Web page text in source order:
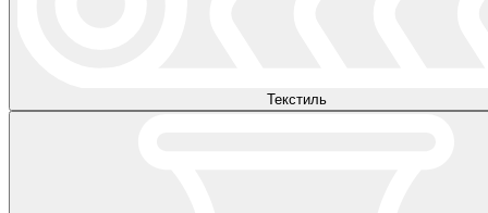
Текстиль